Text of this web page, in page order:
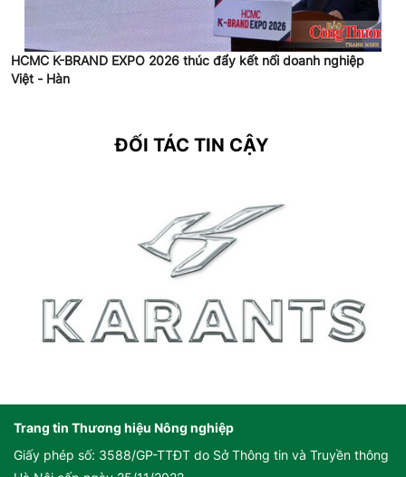
HCMC K-BRAND EXPO 2026 thúc đẩy kết nối doanh nghiệp
Việt - Hàn
ĐỐI TÁC TIN CẬY
Trang tin Thương hiệu Nông nghiệp
Giấy phép số: 3588/GP-TTĐT do Sở Thông tin và Truyền thông